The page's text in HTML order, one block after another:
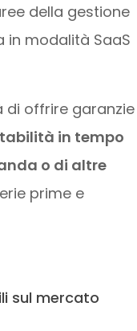
della gestione
in modalità SaaS
offrire garanzie
in tempo
o di altre
prime e
sul mercato